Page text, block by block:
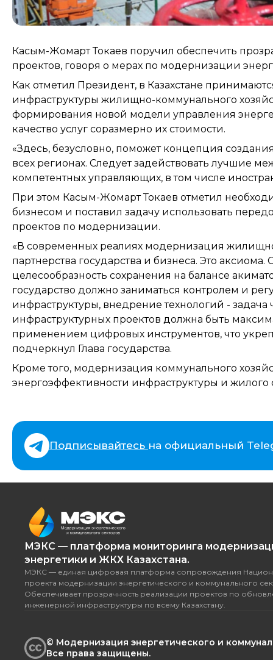
Касым-Жомарт Токаев поручил обеспечить
проектов, говоря о мерах по модернизации
Как отметил Президент, в Казахстане
инфраструктуры жилищно-коммунального
формирования новой модели управления
качество услуг соразмерно их стоимости.
«Здесь, безусловно, поможет концепция
всех регионах. Следует задействовать лучшие
компетентных управляющих, в том числе
При этом Касым-Жомарт Токаев отметил
бизнесом и поставил задачу использовать
проектов по модернизации.
«В современных реалиях модернизация
партнерства государства и бизнеса. Это
целесообразность сохранения на балансе
государство должно заниматься контролем и
инфраструктуры, внедрение технологий - задача
инфраструктурных проектов должна быть
применением цифровых инструментов, что
подчеркнул Глава государства.
Кроме того, модернизация коммунального
энергоэффективности инфраструктуры и жилого
Подписывайтесь на официальный
МЭКС — платформа мониторинга
энергетики и ЖКХ Казахстана.
МЭКС — единая цифровая платформа сопровождения
проекта модернизации энергетического и коммунального
Обеспечивает прозрачность реализации проектов по
инженерной инфраструктуры по всему Казахстану.
© Модернизация энергетического и
Все права защищены.